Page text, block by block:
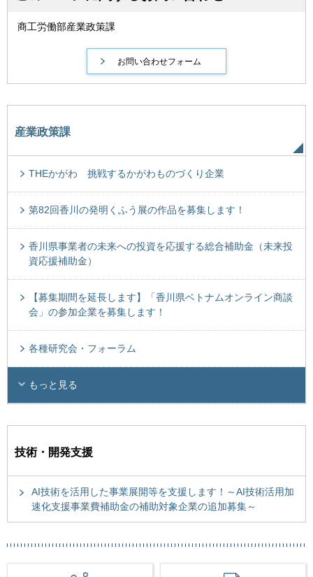
商工労働部産業政策課
産業政策課
THEかがわ 挑戦するかがわものづくり企業
第82回香川の発明くふう展の作品を募集します！
香川県事業者の未来への投資を応援する総合補助金（未来投
資応援補助金）
【募集期間を延長します】「香川県ベトナムオンライン商談
会」の参加企業を募集します！
各種研究会・フォーラム
もっと見る
技術・開発支援
AI技術を活用した事業展開等を支援します！～AI技術活用加
速化支援事業費補助金の補助対象企業の追加募集～